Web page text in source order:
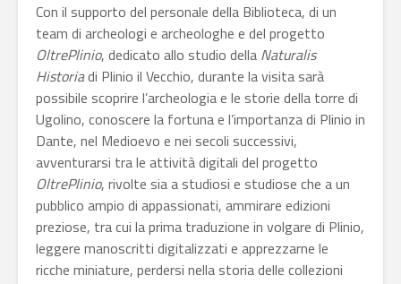
Con il supporto del personale della Biblioteca, di un
team di archeologi e archeologhe e del progetto
OltrePlinio, dedicato allo studio della Naturalis
Historiadi Plinio il Vecchio, durante la visita sarà
possibile scoprire l’archeologia e le storie della torre di
Ugolino, conoscere la fortuna e l’importanza di Plinio in
Dante, nel Medioevo e nei secoli successivi,
avventurarsi tra le attività digitali del progetto
OltrePlinio, rivolte sia a studiosi e studiose che a un
pubblico ampio di appassionati, ammirare edizioni
preziose, tra cui la prima traduzione in volgare di Plinio,
leggere manoscritti digitalizzati e apprezzarne le
ricche miniature, perdersi nella storia delle collezioni